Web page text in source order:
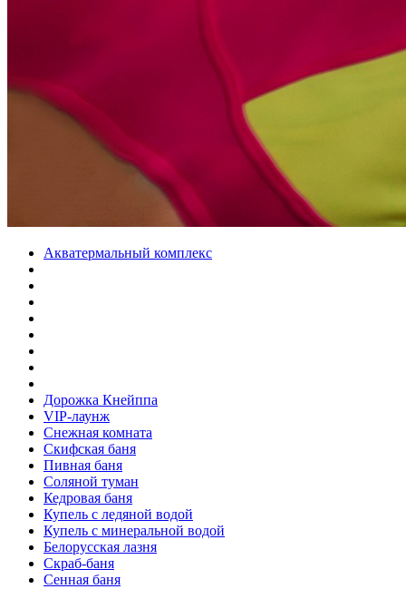
Акватермальный комплекс
Дорожка Кнейппа
VIP-лаунж
Снежная комната
Скифская баня
Пивная баня
Соляной туман
Кедровая баня
Купель с ледяной водой
Купель с минеральной водой
Белорусская лазня
Скраб-баня
Сенная баня